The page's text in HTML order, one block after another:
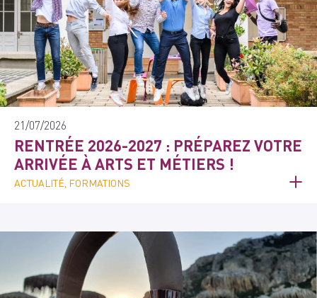
21/07/2026
RENTRÉE 2026-2027 : PRÉPAREZ VOTRE
ARRIVÉE À ARTS ET MÉTIERS !
ACTUALITÉ, FORMATIONS